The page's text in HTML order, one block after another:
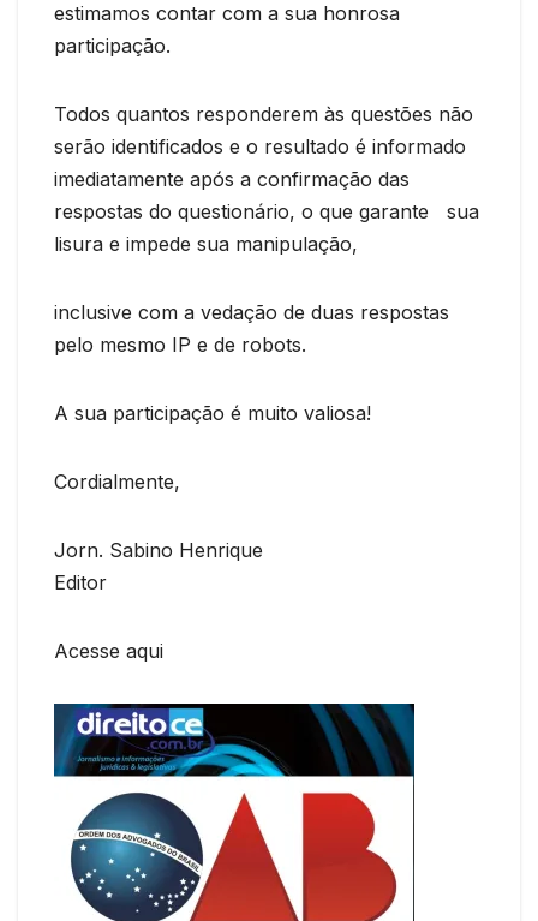
estimamos contar com a sua honrosa
participação.
Todos quantos responderem às questões não
serão identificados e o resultado é informado
imediatamente após a confirmação das
respostas do questionário, o que garante sua
lisura e impede sua manipulação,
inclusive com a vedação de duas respostas
pelo mesmo IP e de robots.
A sua participação é muito valiosa!
Cordialmente,
Jorn. Sabino Henrique
Editor
Acesse aqui